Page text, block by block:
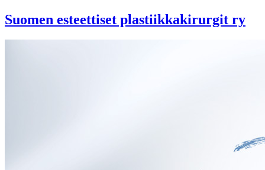
Suomen esteettiset plastiikkakirurgit ry